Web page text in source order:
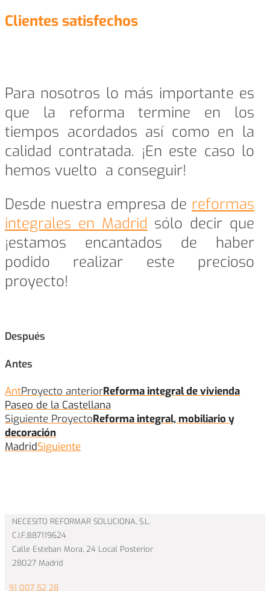
Clientes satisfechos
Para nosotros lo más importante es
que la reforma termine en los
tiempos acordados así como en la
calidad contratada. ¡En este caso lo
hemos vuelto a conseguir!
Desde nuestra empresa de reformas
integrales en Madrid sólo decir que
¡estamos encantados de haber
podido realizar este precioso
proyecto!
Después
Antes
AntProyecto anteriorReforma integral de vivienda
Paseo de la Castellana
Siguiente ProyectoReforma integral, mobiliario y
decoración
MadridSiguiente
NECESITO REFORMAR SOLUCIONA, S.L.
C.I.F.:B87119624
Calle Esteban Mora, 24 Local Posterior
28027 Madrid
91 007 52 28